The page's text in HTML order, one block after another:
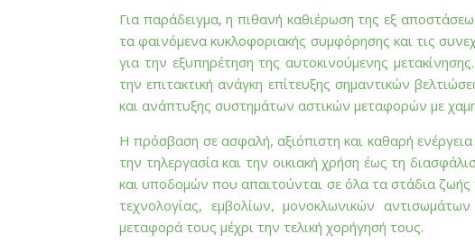
Για παράδειγμα, η πιθανή καθιέρωση της εξ
τα φαινόμενα κυκλοφοριακής συμφόρησης και τις
για την εξυπηρέτηση της αυτοκινούμενης
την επιτακτική ανάγκη επίτευξης σημαντικών
και ανάπτυξης συστημάτων αστικών μεταφορών με
Η πρόσβαση σε ασφαλή, αξιόπιστη και καθαρή
την τηλεργασία και την οικιακή χρήση έως τη
και υποδομών που απαιτούνται σε όλα τα στάδια
τεχνολογίας, εμβολίων, μονοκλωνικών
μεταφορά τους μέχρι την τελική χορήγησή τους.